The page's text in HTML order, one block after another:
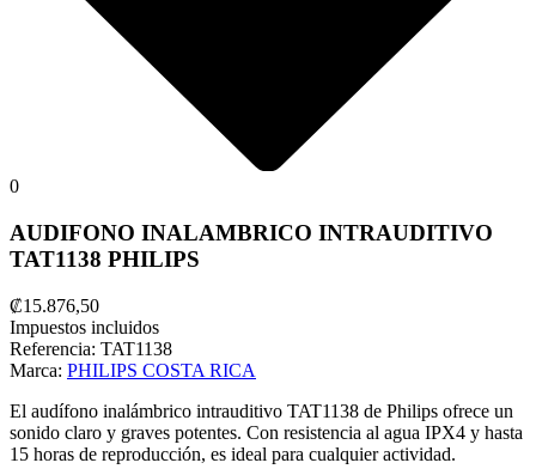
0
AUDIFONO INALAMBRICO INTRAUDITIVO
TAT1138 PHILIPS
₡15.876,50
Impuestos incluidos
Referencia: TAT1138
Marca: PHILIPS COSTA RICA
El audífono inalámbrico intrauditivo TAT1138 de Philips ofrece un
sonido claro y graves potentes. Con resistencia al agua IPX4 y hasta
15 horas de reproducción, es ideal para cualquier actividad.